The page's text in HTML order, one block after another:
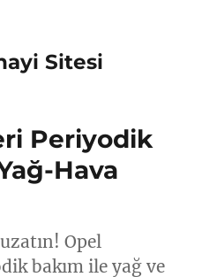
Sitesi
Periyodik
Hava
Opel
bakım ile yağ ve